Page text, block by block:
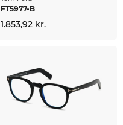
kan du ikke
FT5977-B
1.853,92 kr.